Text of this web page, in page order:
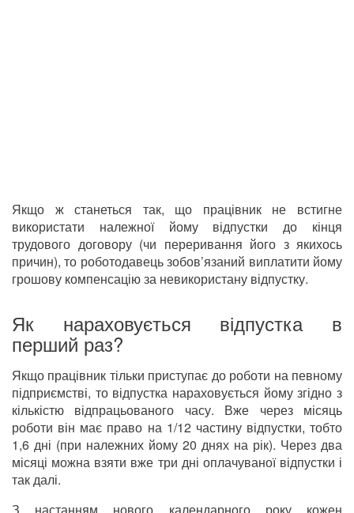
Якщо ж станеться так, що працівник не встигне
використати належної йому відпустки до кінця
трудового договору (чи переривання його з якихось
причин), то роботодавець зобов’язаний виплатити йому
грошову компенсацію за невикористану відпустку.
Як нараховується відпустка в
перший раз?
Якщо працівник тільки приступає до роботи на певному
підприємстві, то відпустка нараховується йому згідно з
кількістю відпрацьованого часу. Вже через місяць
роботи він має право на 1/12 частину відпустки, тобто
1,6 дні (при належних йому 20 днях на рік). Через два
місяці можна взяти вже три дні оплачуваної відпустки і
так далі.